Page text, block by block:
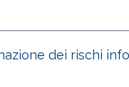
dei rischi